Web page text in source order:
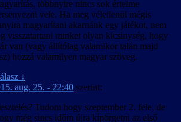
többnyire nincs sok értelme
vele. Ha meg véletlenül mégis
magyarítani akarnánk egy játékot, nem
visszatartani minket olyan kicsinység, hogy
van (vagy állítólag valamikor talán majd
hozzá valamilyen magyar szöveg.
↓
aug. 25. - 22:40 szerint:
Tudom hogy szeptember 2. fele, de
még sincs időm újra kipörgetni az első